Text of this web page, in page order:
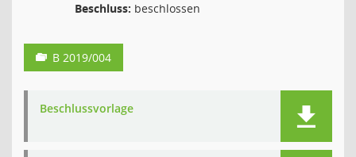
Beschluss: beschlossen
B 2019/004
Beschlussvorlage